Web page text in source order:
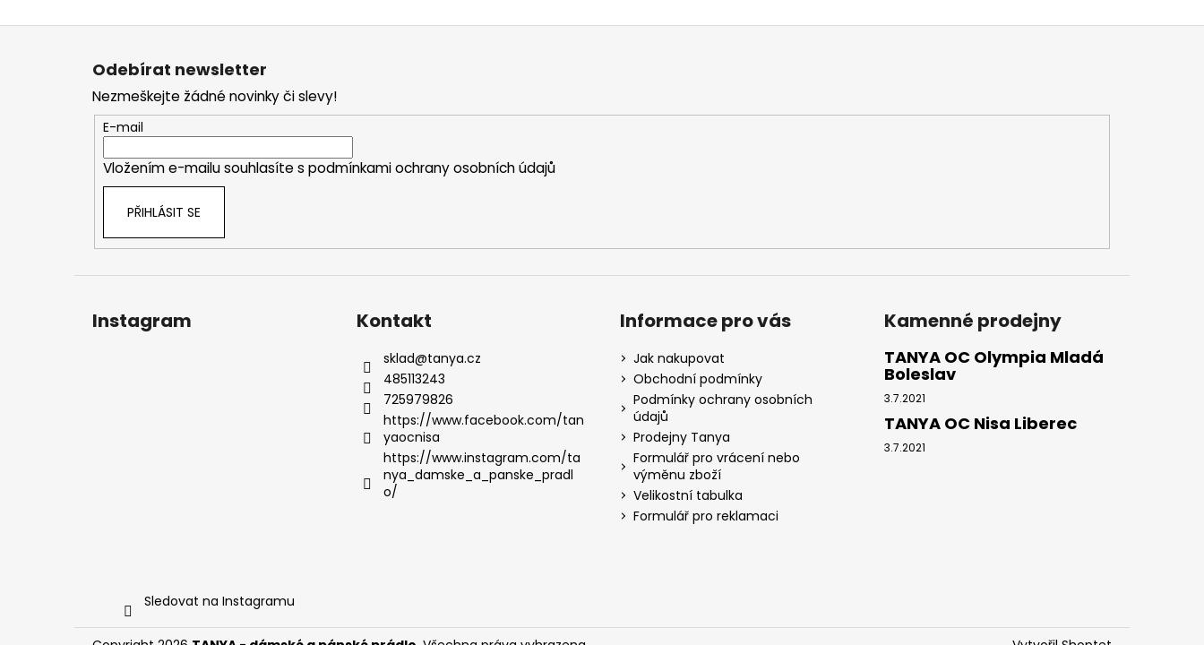
Z
Odebírat newsletter
Nezmeškejte žádné novinky či slevy!
E-mail
Vložením e-mailu souhlasíte s podmínkami ochrany osobních údajů
PŘIHLÁSIT SE
Instagram
Sledovat na Instagramu
Kontakt
sklad@tanya.cz
485113243
725979826
https://www.facebook.com/tan
yaocnisa
https://www.instagram.com/ta
nya_damske_a_panske_pradl
o/
Informace pro vás
Jak nakupovat
Obchodní podmínky
Podmínky ochrany osobních
údajů
Prodejny Tanya
Formulář pro vrácení nebo
výměnu zboží
Velikostní tabulka
Formulář pro reklamaci
Kamenné prodejny
TANYA OC Olympia Mladá
Boleslav
3.7.2021
TANYA OC Nisa Liberec
3.7.2021